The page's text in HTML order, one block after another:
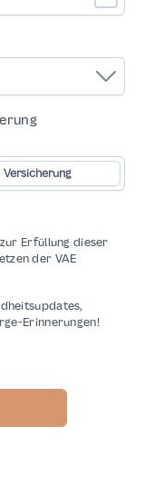
Versicherung
Erfüllung dieser
der VAE
Erinnerungen!